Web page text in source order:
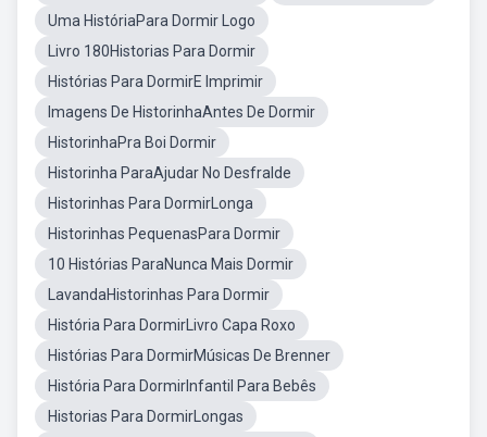
Uma HistóriaPara Dormir Logo
Livro 180Historias Para Dormir
Histórias Para DormirE Imprimir
Imagens De HistorinhaAntes De Dormir
HistorinhaPra Boi Dormir
Historinha ParaAjudar No Desfralde
Historinhas Para DormirLonga
Historinhas PequenasPara Dormir
10 Histórias ParaNunca Mais Dormir
LavandaHistorinhas Para Dormir
História Para DormirLivro Capa Roxo
Histórias Para DormirMúsicas De Brenner
História Para DormirInfantil Para Bebês
Historias Para DormirLongas